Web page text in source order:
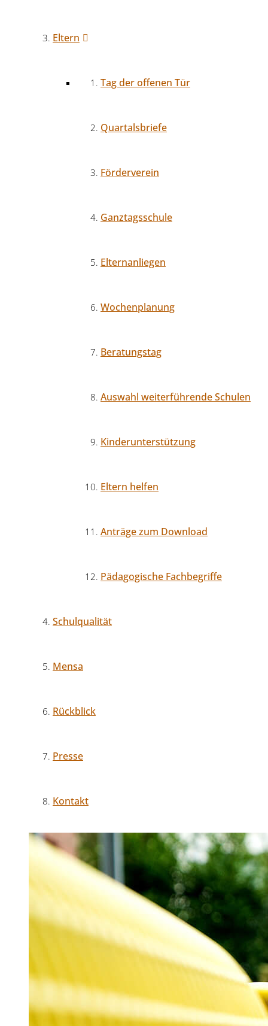
Eltern
Tag der offenen Tür
Quartalsbriefe
Förderverein
Ganztagsschule
Elternanliegen
Wochenplanung
Beratungstag
Auswahl weiterführende Schulen
Kinderunterstützung
Eltern helfen
Anträge zum Download
Pädagogische Fachbegriffe
Schulqualität
Mensa
Rückblick
Presse
Kontakt